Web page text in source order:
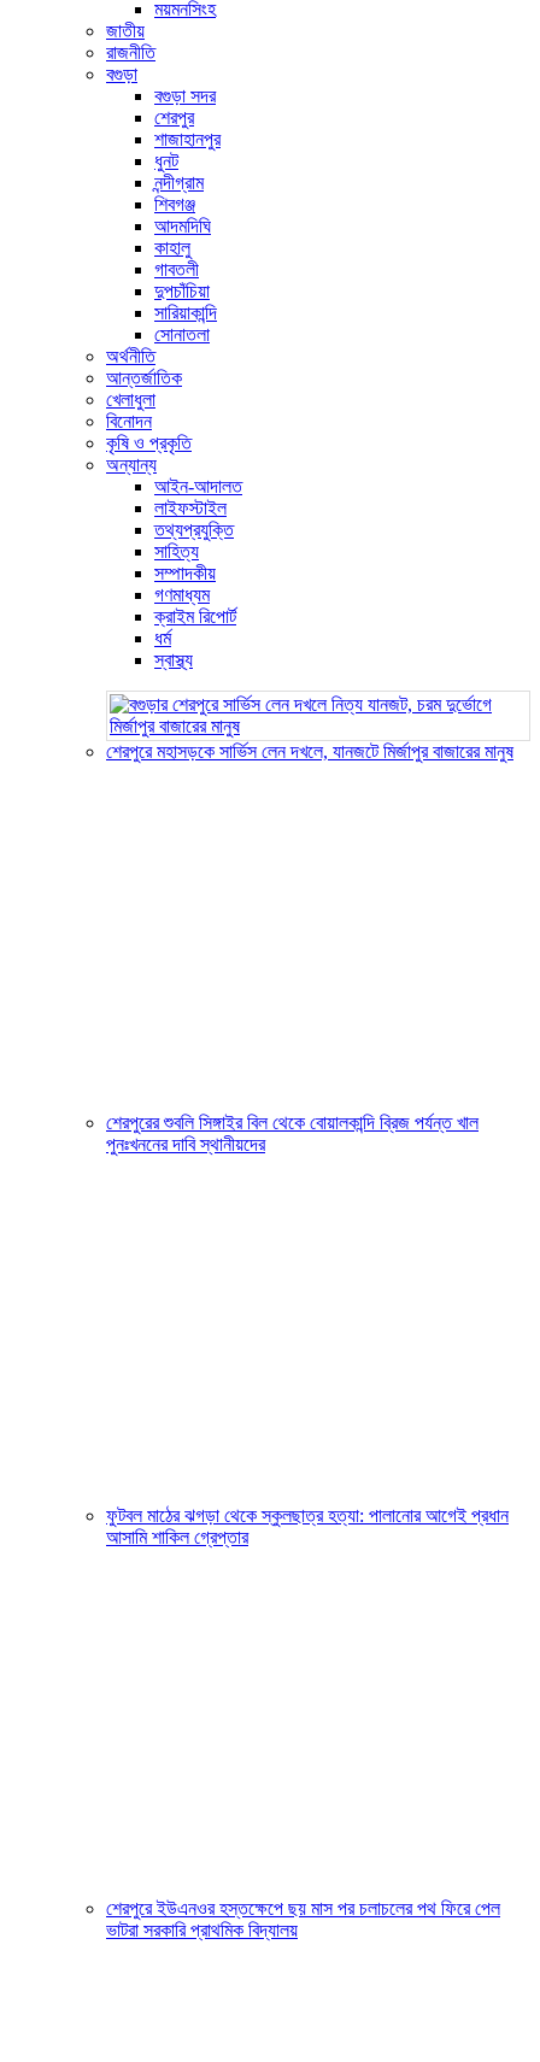
ময়মনসিংহ
জাতীয়
রাজনীতি
বগুড়া
বগুড়া সদর
শেরপুর
শাজাহানপুর
ধুনট
নন্দীগ্রাম
শিবগঞ্জ
আদমদিঘি
কাহালু
গাবতলী
দুপচাঁচিয়া
সারিয়াকান্দি
সোনাতলা
অর্থনীতি
আন্তর্জাতিক
খেলাধুলা
বিনোদন
কৃষি ও প্রকৃতি
অন্যান্য
আইন-আদালত
লাইফস্টাইল
তথ্যপ্রযুক্তি
সাহিত্য
সম্পাদকীয়
গণমাধ্যম
ক্রাইম রিপোর্ট
ধর্ম
স্বাস্থ্য
শেরপুরে মহাসড়কে সার্ভিস লেন দখলে, যানজটে মির্জাপুর বাজারের মানুষ
শেরপুরের শুবলি সিঙ্গাইর বিল থেকে বোয়ালকান্দি ব্রিজ পর্যন্ত খাল
পুনঃখননের দাবি স্থানীয়দের
ফুটবল মাঠের ঝগড়া থেকে স্কুলছাত্র হত্যা: পালানোর আগেই প্রধান
আসামি শাকিল গ্রেপ্তার
শেরপুরে ইউএনওর হস্তক্ষেপে ছয় মাস পর চলাচলের পথ ফিরে পেল
ভাটরা সরকারি প্রাথমিক বিদ্যালয়